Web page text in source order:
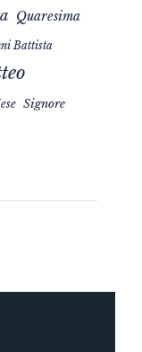
Quaresima
Battista
Signore